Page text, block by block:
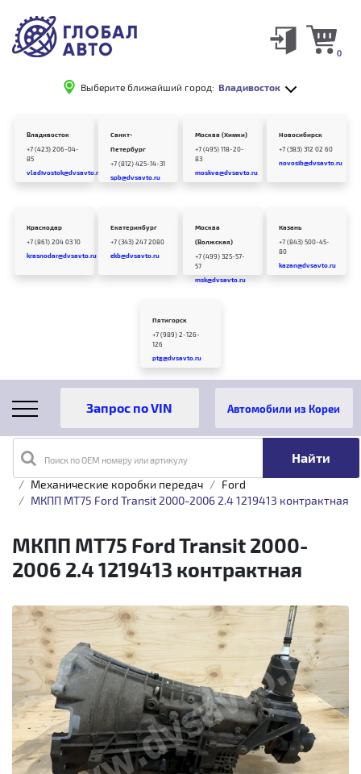
Выберите ближайший город: Владивосток
0
Владивосток
+7 (423) 206-04-
85
vladivostok@dvsavto.ru
Санкт-
Петербург
+7 (812) 425-14-31
spb@dvsavto.ru
Москва (Химки)
+7 (495) 118-20-
83
moskva@dvsavto.ru
Новосибирск
+7 (383) 312 02 60
novosib@dvsavto.ru
Краснодар
+7 (861) 204 03 10
krasnodar@dvsavto.ru
Екатеринбург
+7 (343) 247 2080
ekb@dvsavto.ru
Москва
(Волжская)
+7 (499) 325-57-
57
msk@dvsavto.ru
Казань
+7 (843) 500-45-
80
kazan@dvsavto.ru
Пятигорск
+7 (989) 2-126-
126
ptg@dvsavto.ru
Поиск по OEM номеру или артикулу
Автомобили из Кореи
Главная Каталог товаров
Трансмиссия
Механические коробки передач
Ford
МКПП MT75 Ford Transit 2000-2006 2.4 1219413 контрактная
МКПП MT75 Ford Transit 2000-
2006 2.4 1219413 контрактная